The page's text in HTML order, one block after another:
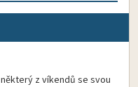
z víkendů se svou